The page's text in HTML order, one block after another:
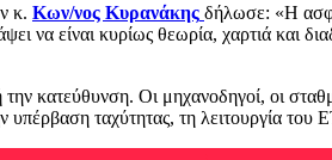
κ. Κων/νος Κυρανάκης δήλωσε: «Η
να είναι κυρίως θεωρία, χαρτιά και
κατεύθυνση. Οι μηχανοδηγοί, οι
ταχύτητας, τη λειτουργία του